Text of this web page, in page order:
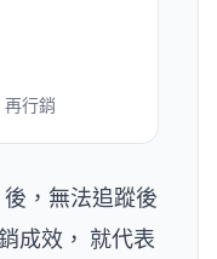
行銷
，無法追蹤後
成效， 就代表